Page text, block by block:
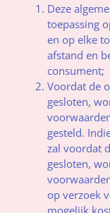
Deze
toepassing
en op elke
afstand en
consument;
Voordat de
gesloten,
gesteld.
zal voordat
gesloten,
op verzoek
mogelijk